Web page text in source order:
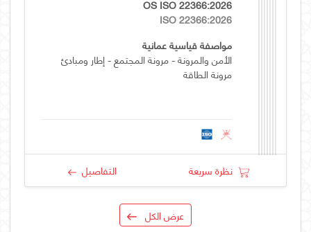
OS ISO 22366:2026
ISO 22366:2026
مواصفة قياسية عمانية
الأمن والمرونة - مرونة المجتمع - إطار ومبادئ
مرونة الطاقة
نظرة سريعة التفاصيل
عرض الكل